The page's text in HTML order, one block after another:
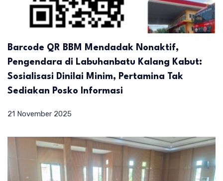
Barcode QR BBM Mendadak Nonaktif,
Pengendara di Labuhanbatu Kalang Kabut:
Sosialisasi Dinilai Minim, Pertamina Tak
Sediakan Posko Informasi
21 November 2025